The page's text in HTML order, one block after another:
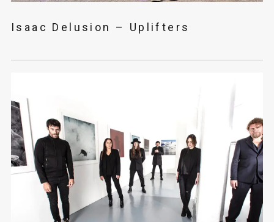
Isaac Delusion – Uplifters